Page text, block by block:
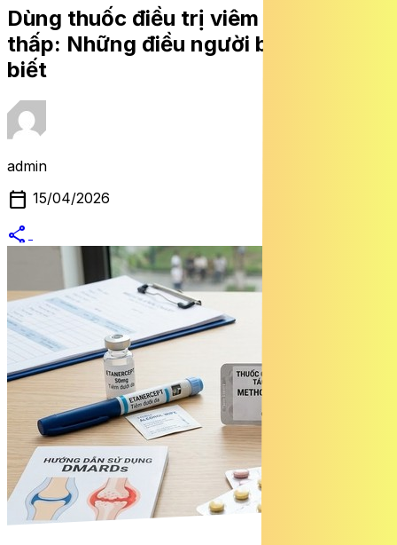
Dùng thuốc điều trị viêm khớp dạng
thấp: Những điều người bệnh cần
biết
admin
calendar_today 15/04/2026
share